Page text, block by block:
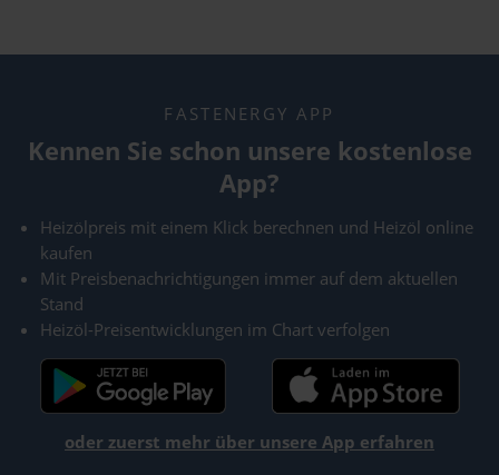
FASTENERGY APP
Kennen Sie schon unsere kostenlose
App?
Heizölpreis mit einem Klick berechnen und Heizöl online
kaufen
Mit Preisbenachrichtigungen immer auf dem aktuellen
Stand
Heizöl-Preisentwicklungen im Chart verfolgen
oder zuerst mehr über unsere App erfahren